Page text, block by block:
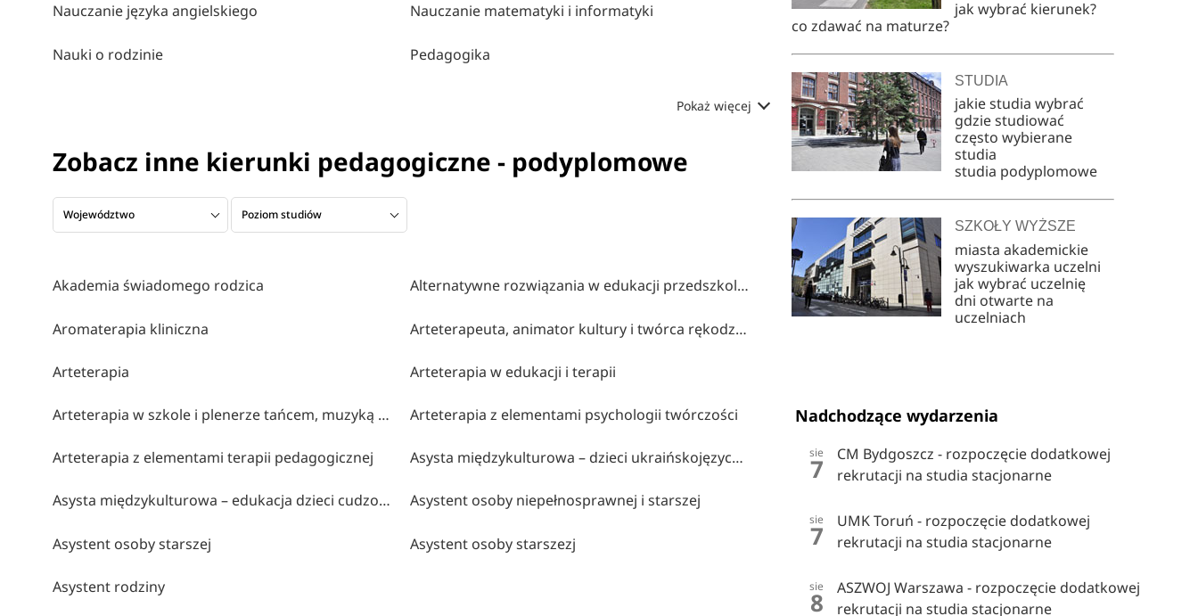
Nauczanie języka angielskiego Nauczanie matematyki i informatyki
Nauki o rodzinie Pedagogika
Pokaż więcej
Zobacz inne kierunki pedagogiczne - podyplomowe
Województwo Poziom studiów
Akademia świadomego rodzica Alternatywne rozwiązania w edukacji przedszkolnej i wczesnoszkolnej
Aromaterapia kliniczna Arteterapeuta, animator kultury i twórca rękodzieła artystycznego
Arteterapia Arteterapia w edukacji i terapii
Arteterapia w szkole i plenerze tańcem, muzyką i obrazem malowana (współorganizatorzy stowarzyszenie twórcze brzózki, cen bydgoszcz, klub myśli twórczej akp bydgoszcz) Arteterapia z elementami psychologii twórczości
Arteterapia z elementami terapii pedagogicznej Asysta międzykulturowa – dzieci ukraińskojęzyczne
Asysta międzykulturowa – edukacja dzieci cudzoziemskich Asystent osoby niepełnosprawnej i starszej
Asystent osoby starszej Asystent osoby starszezj
Asystent rodziny
jak wybrać kierunek?
co zdawać na maturze?
STUDIA
jakie studia wybrać
gdzie studiować
często wybierane
studia
studia podyplomowe
SZKOŁY WYŻSZE
miasta akademickie
wyszukiwarka uczelni
jak wybrać uczelnię
dni otwarte na
uczelniach
Nadchodzące wydarzenia
sie
7
CM Bydgoszcz - rozpoczęcie dodatkowej
rekrutacji na studia stacjonarne
sie
7
UMK Toruń - rozpoczęcie dodatkowej
rekrutacji na studia stacjonarne
sie
8
ASZWOJ Warszawa - rozpoczęcie dodatkowej
rekrutacji na studia stacjonarne